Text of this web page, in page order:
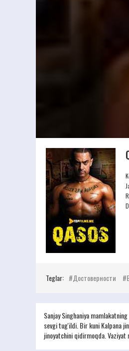
Teglar: Достоверности
Sanjay Singhaniya
sevgi tug'ildi. Bir kuni Kalpana
jinoyatchini qidirmoqda. Vaziyat